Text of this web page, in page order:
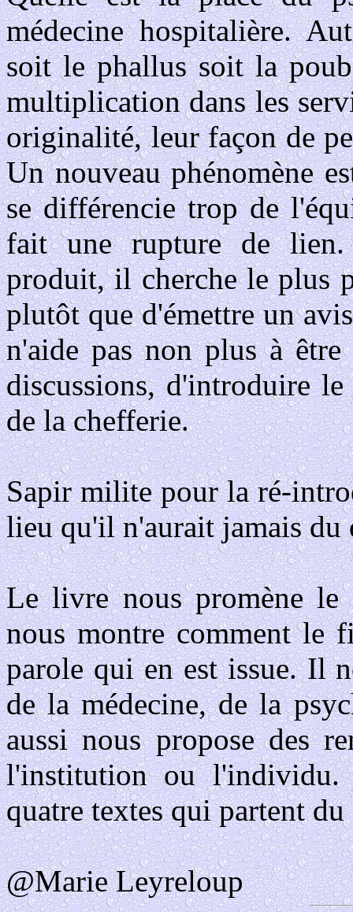
médecine hospitalière.
soit le phallus soit la
multiplication dans les
originalité, leur façon de
Un nouveau phénomène
se différencie trop de
fait une rupture de
produit, il cherche le plus
plutôt que d'émettre un
n'aide pas non plus à
discussions, d'introduire
de la chefferie.
Sapir milite pour la ré-
lieu qu'il n'aurait jamais du
Le livre nous promène
nous montre comment le
parole qui en est issue. Il
de la médecine, de la
aussi nous propose des
l'institution ou l'individu.
quatre textes qui partent
@Marie Leyreloup